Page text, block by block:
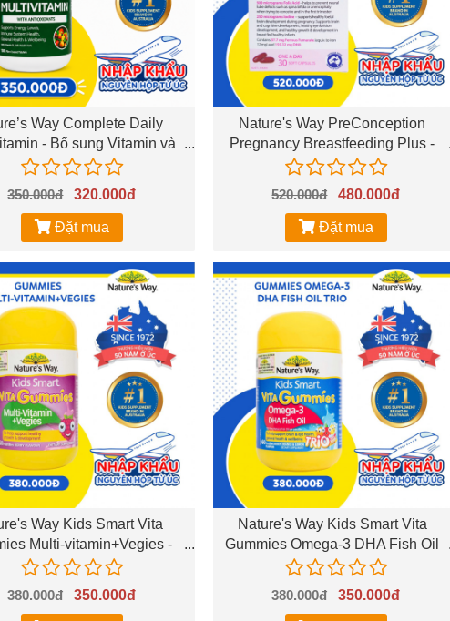
Way Complete Daily
- Bổ sung Vitamin và
khoáng chất
350.000đ320.000đ
Đặt mua
Nature's Way PreConception
Pregnancy Breastfeeding Plus -
Bổ sung DHA, EPA, vitamin và
thai kỳ
520.000đ480.000đ
Đặt mua
Way Kids Smart Vita
Multi-vitamin+Vegies -
Vitamin, hỗ trợ tăng
380.000đ350.000đ
Nature's Way Kids Smart Vita
Gummies Omega-3 DHA Fish Oil
Trio - Hỗ trợ sức khỏe não và mắt
380.000đ350.000đ